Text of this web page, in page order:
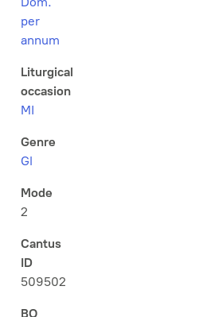
per
annum
Liturgical
occasion
MI
Genre
Gl
Mode
2
Cantus
ID
509502
BO